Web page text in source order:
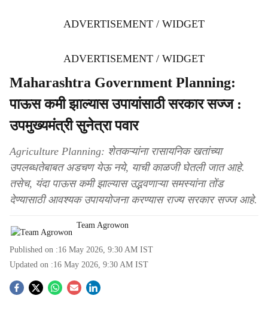
ADVERTISEMENT / WIDGET
ADVERTISEMENT / WIDGET
Maharashtra Government Planning:
पाऊस कमी झाल्यास उपायांसाठी सरकार सज्ज :
उपमुख्यमंत्री सुनेत्रा पवार
Agriculture Planning: शेतकऱ्यांना रासायनिक खतांच्या
उपलब्धतेबाबत अडचण येऊ नये, याची काळजी घेतली जात आहे.
तसेच, यंदा पाऊस कमी झाल्यास उद्भवणाऱ्या समस्यांना तोंड
देण्यासाठी आवश्यक उपाययोजना करण्यास राज्य सरकार सज्ज आहे.
Team Agrowon
Published on :16 May 2026, 9:30 AM IST
Updated on :16 May 2026, 9:30 AM IST
S